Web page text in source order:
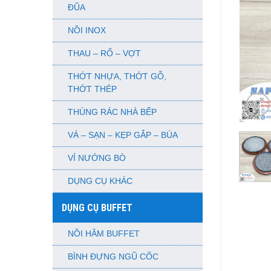
ĐŨA
NỒI INOX
THAU – RỔ – VỢT
THỚT NHỰA, THỚT GỖ,
THỚT THÉP
THÙNG RÁC NHÀ BẾP
VÁ – SẠN – KẸP GẮP – BÚA
VỈ NƯỚNG BÒ
DỤNG CỤ KHÁC
DỤNG CỤ BUFFET
NỒI HÂM BUFFET
BÌNH ĐỰNG NGŨ CỐC